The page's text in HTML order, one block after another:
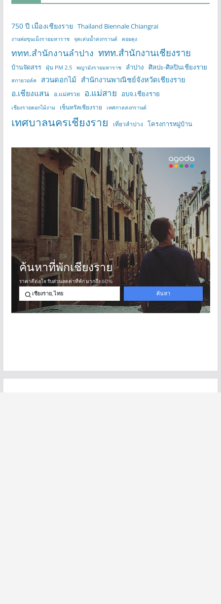
750 ปี เมืองเชียงราย Thailand Biennale Chiangrai
งานพ่อขุนเม็งรายมหาราช จุดเล่นน้ำสงกรานต์ ดอยตุง
ททท.สำนักงานลำปาง ททท.สำนักงานเชียงราย
บ้านจัดสรร ฝุ่น PM 2.5 พญามังรายมหาราช ลำปาง ศิลปะ-ศิลปินเชียงราย
สกายวอล์ค สวนดอกไม้ สำนักงานพาณิชย์จังหวัดเชียงราย
อ.เชียงแสน อ.แม่สรวย อ.แม่สาย อบจ.เชียงราย
เชียงรายดอกไม้งาม เซ็นทรัลเชียงราย เทศกาลสงกรานต์
เทศบาลนครเชียงราย เที่ยวลำปาง โครงการหมู่บ้าน